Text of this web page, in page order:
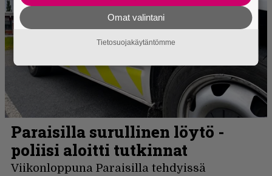
Omat valintani
Tietosuojakäytäntömme